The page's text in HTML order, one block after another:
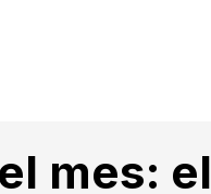
mes: el